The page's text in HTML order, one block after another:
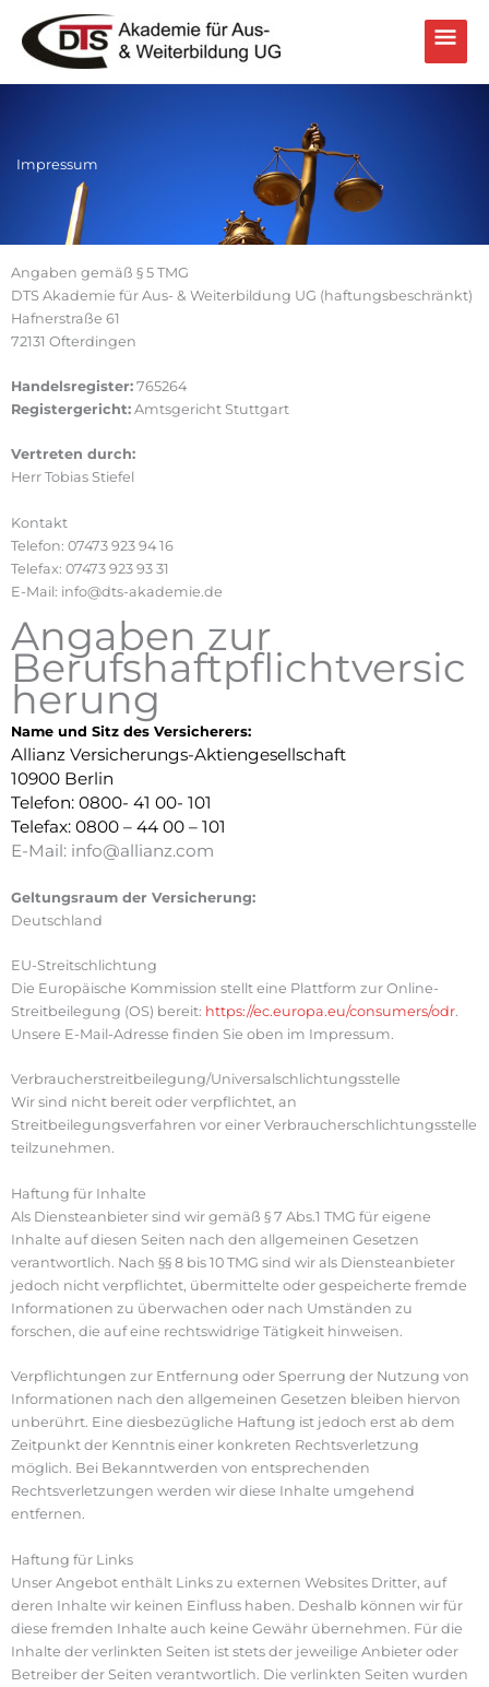
Inhalt
springen
Impressum
Angaben gemäß § 5 TMG
DTS Akademie für Aus- & Weiterbildung UG (haftungsbeschränkt)
Hafnerstraße 61
72131 Ofterdingen
Handelsregister: 765264
Registergericht: Amtsgericht Stuttgart
Vertreten durch:
Herr Tobias Stiefel
Kontakt
Telefon: 07473 923 94 16
Telefax: 07473 923 93 31
E-Mail: info@dts-akademie.de
Angaben zur
Berufshaftpflichtversic
herung
Name und Sitz des Versicherers:
Allianz Versicherungs-Aktiengesellschaft
10900 Berlin
Telefon: 0800- 41 00- 101
Telefax: 0800 – 44 00 – 101
E-Mail: info@allianz.com
Geltungsraum der Versicherung:
Deutschland
EU-Streitschlichtung
Die Europäische Kommission stellt eine Plattform zur Online-
Streitbeilegung (OS) bereit: https://ec.europa.eu/consumers/odr.
Unsere E-Mail-Adresse finden Sie oben im Impressum.
Verbraucher­streit­beilegung/Universal­schlichtungs­stelle
Wir sind nicht bereit oder verpflichtet, an
Streitbeilegungsverfahren vor einer Verbraucherschlichtungsstelle
teilzunehmen.
Haftung für Inhalte
Als Diensteanbieter sind wir gemäß § 7 Abs.1 TMG für eigene
Inhalte auf diesen Seiten nach den allgemeinen Gesetzen
verantwortlich. Nach §§ 8 bis 10 TMG sind wir als Diensteanbieter
jedoch nicht verpflichtet, übermittelte oder gespeicherte fremde
Informationen zu überwachen oder nach Umständen zu
forschen, die auf eine rechtswidrige Tätigkeit hinweisen.
Verpflichtungen zur Entfernung oder Sperrung der Nutzung von
Informationen nach den allgemeinen Gesetzen bleiben hiervon
unberührt. Eine diesbezügliche Haftung ist jedoch erst ab dem
Zeitpunkt der Kenntnis einer konkreten Rechtsverletzung
möglich. Bei Bekanntwerden von entsprechenden
Rechtsverletzungen werden wir diese Inhalte umgehend
entfernen.
Haftung für Links
Unser Angebot enthält Links zu externen Websites Dritter, auf
deren Inhalte wir keinen Einfluss haben. Deshalb können wir für
diese fremden Inhalte auch keine Gewähr übernehmen. Für die
Inhalte der verlinkten Seiten ist stets der jeweilige Anbieter oder
Betreiber der Seiten verantwortlich. Die verlinkten Seiten wurden